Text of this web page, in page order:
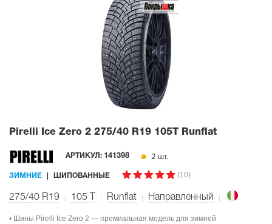
Pirelli Ice Zero 2 275/40 R19 105T Runflat
АРТИКУЛ: 141398 2 шт.
ЗИМНИЕ ШИПОВАННЫЕ (10)
275/40 R19 105 Runflat Направленный
• Шины Pirelli Ice Zero 2 — премиальная модель для зимней